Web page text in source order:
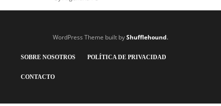
WordPress Theme built byShufflehound.
SOBRE NOSOTROS POLÍTICA DE PRIVACIDAD
CONTACTO